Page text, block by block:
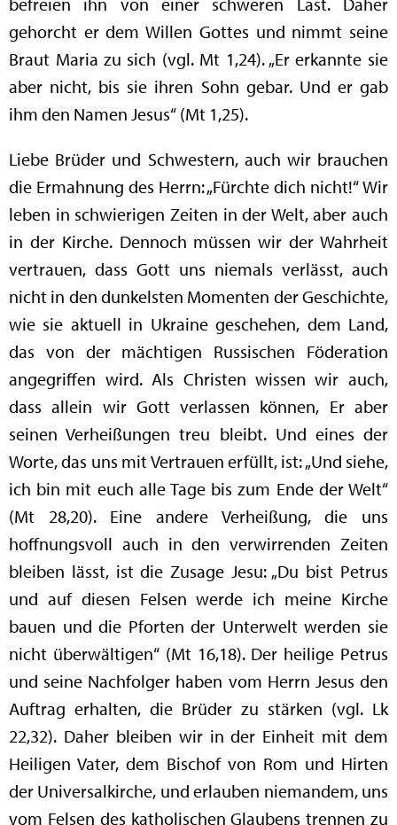
gehorcht er dem Willen Gottes und nimmt seine
Braut Maria zu sich (vgl. Mt 1,24). „Er erkannte sie
aber nicht, bis sie ihren Sohn gebar. Und er gab
ihm den Namen Jesus“ (Mt 1,25).
Liebe Brüder und Schwestern, auch wir brauchen
die Ermahnung des Herrn: „Fürchte dich nicht!“ Wir
leben in schwierigen Zeiten in der Welt, aber auch
in der Kirche. Dennoch müssen wir der Wahrheit
vertrauen, dass Gott uns niemals verlässt, auch
nicht in den dunkelsten Momenten der Geschichte,
wie sie aktuell in Ukraine geschehen, dem Land,
das von der mächtigen Russischen Föderation
angegriffen wird. Als Christen wissen wir auch,
dass allein wir Gott verlassen können, Er aber
seinen Verheißungen treu bleibt. Und eines der
Worte, das uns mit Vertrauen erfüllt, ist: „Und siehe,
ich bin mit euch alle Tage bis zum Ende der Welt“
(Mt 28,20). Eine andere Verheißung, die uns
hoffnungsvoll auch in den verwirrenden Zeiten
bleiben lässt, ist die Zusage Jesu: „Du bist Petrus
und auf diesen Felsen werde ich meine Kirche
bauen und die Pforten der Unterwelt werden sie
nicht überwältigen“ (Mt 16,18). Der heilige Petrus
und seine Nachfolger haben vom Herrn Jesus den
Auftrag erhalten, die Brüder zu stärken (vgl. Lk
22,32). Daher bleiben wir in der Einheit mit dem
Heiligen Vater, dem Bischof von Rom und Hirten
der Universalkirche, und erlauben niemandem, uns
vom Felsen des katholischen Glaubens trennen zu